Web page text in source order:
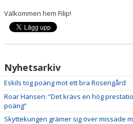
Välkommen hem Filip!
Nyhetsarkiv
Eskils tog poäng mot ett bra Rosengård
Roar Hansen: ”Det krävs en hög
poäng”
Skyttekungen grämer sig över missade